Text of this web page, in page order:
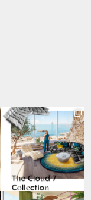
Für jeden Lieblingsplatz
die passende Cloud.
☁️...
60 1